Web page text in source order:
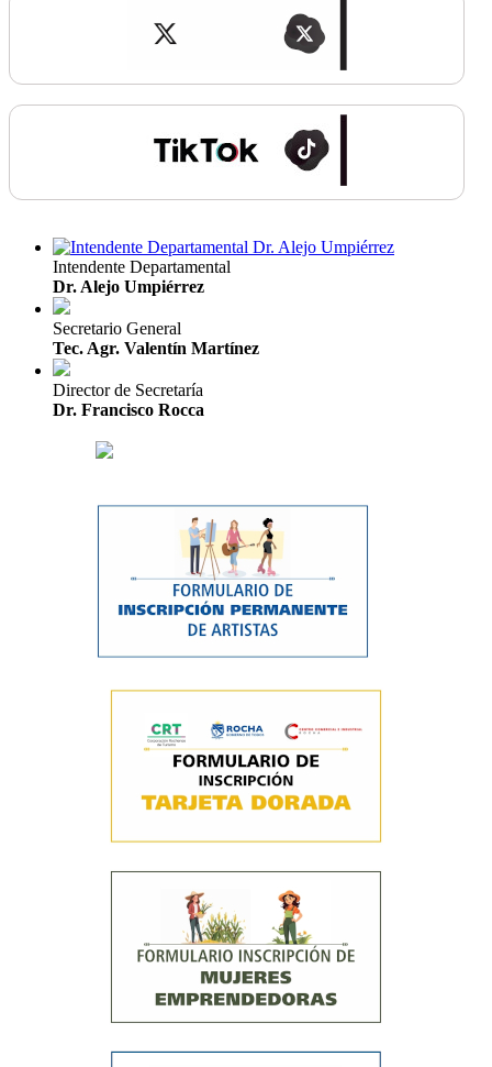
Intendente Departamental
Dr. Alejo Umpiérrez
Secretario General
Tec. Agr. Valentín Martínez
Director de Secretaría
Dr. Francisco Rocca